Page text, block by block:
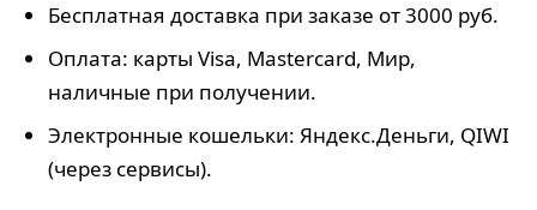
Бесплатная доставка при заказе от 3000 руб.
Оплата: карты Visa, Mastercard, Мир,
наличные при получении.
Электронные кошельки: Яндекс.Деньги, QIWI
(через сервисы).